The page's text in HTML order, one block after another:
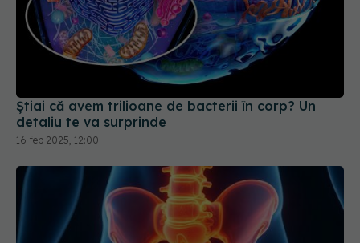
Știai că avem trilioane de bacterii în corp? Un
detaliu te va surprinde
16 feb 2025, 12:00